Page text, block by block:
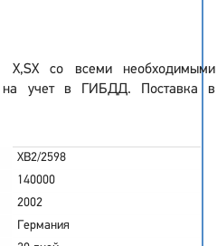
X,SX со всеми необходимыми
на учет в ГИБДД. Поставка в
XB2/2598
140000
2002
Германия